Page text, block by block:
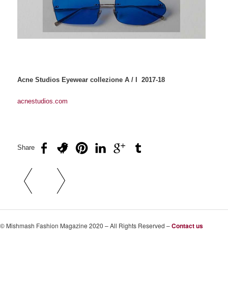
Acne Studios Eyewear collezione A / I 2017-18
acnestudios.com
Share
Navigazione articolo
© Mishmash Fashion Magazine 2020 – All Rights Reserved –Contact us